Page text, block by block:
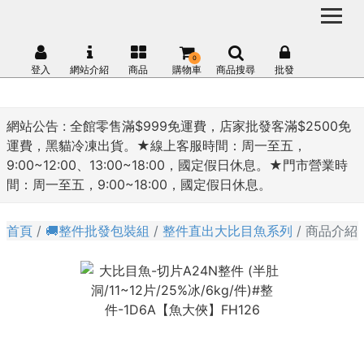
網站公告 : 全館零售滿$999免運費，店家批發客滿$2500免
運費，黑貓冷凍出貨。★線上客服時間：周一至五，
9:00~12:00、13:00~18:00，國定假日休息。★門市營業時
間：周一至五，9:00~18:00，國定假日休息。
登入 網站介紹 商品 購物車
0
商品搜尋 批發
首頁 🚚整件批發包裝組 整件直出大比目魚系列 商品介紹